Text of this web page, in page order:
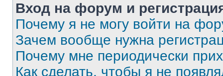
Вход на форум и
Почему я не могу войти на
Зачем вообще нужна
Почему мне периодически
Как сделать, чтобы я не